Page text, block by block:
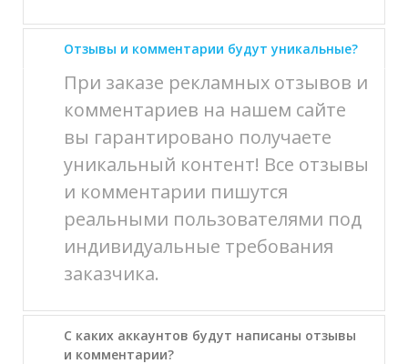
Отзывы и комментарии будут уникальные?
При заказе рекламных отзывов и
комментариев на нашем сайте
вы гарантировано получаете
уникальный контент! Все отзывы
и комментарии пишутся
реальными пользователями под
индивидуальные требования
заказчика.
С каких аккаунтов будут написаны отзывы
и комментарии?